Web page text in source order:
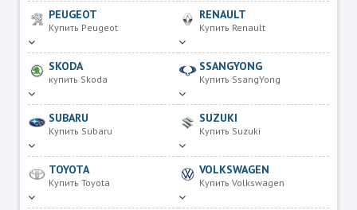
PEUGEOT
Купить Peugeot
RENAULT
Купить Renault
SKODA
купить Skoda
SSANGYONG
Купить SsangYong
SUBARU
Купить Subaru
SUZUKI
Купить Suzuki
TOYOTA
Купить Toyota
VOLKSWAGEN
Купить Volkswagen